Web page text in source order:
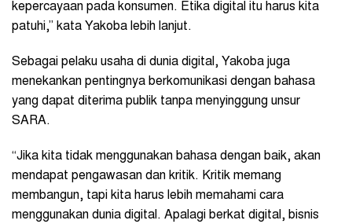
kepercayaan pada konsumen. Etika digital itu harus kita
patuhi,” kata Yakoba lebih lanjut.
Sebagai pelaku usaha di dunia digital, Yakoba juga
menekankan pentingnya berkomunikasi dengan bahasa
yang dapat diterima publik tanpa menyinggung unsur
SARA.
“Jika kita tidak menggunakan bahasa dengan baik, akan
mendapat pengawasan dan kritik. Kritik memang
membangun, tapi kita harus lebih memahami cara
menggunakan dunia digital. Apalagi berkat digital, bisnis